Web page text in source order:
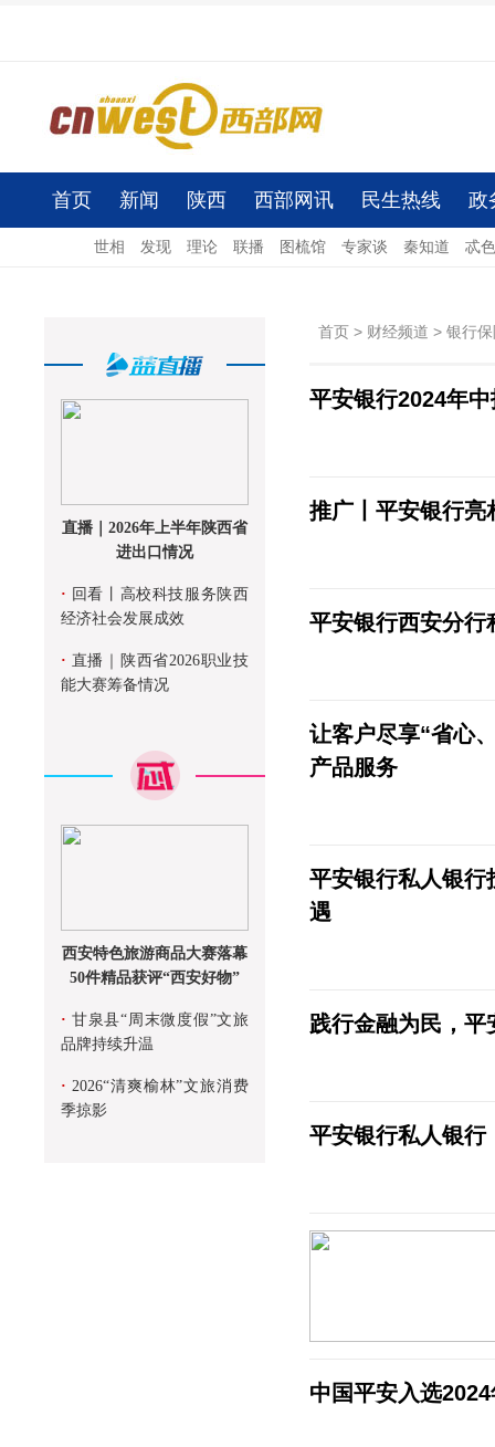
首页 新闻 陕西 西部网讯 民生热线 政
世相 发现 理论 联播 图梳馆 专家谈 秦知道 忒色
直播｜2026年上半年陕西省
进出口情况
·
回看丨高校科技服务陕西
经济社会发展成效
· 直播｜陕西省2026职业技
能大赛筹备情况
西安特色旅游商品大赛落幕
50件精品获评“西安好物”
· 甘泉县“周末微度假”文旅
品牌持续升温
· 2026“清爽榆林”文旅消费
季掠影
首页 > 财经频道 > 银行
平安银行2024年
推广丨平安银行亮
平安银行西安分行
让客户尽享“省心
产品服务
平安银行私人银行
遇
践行金融为民，
平安银行私人银行
中国平安入选